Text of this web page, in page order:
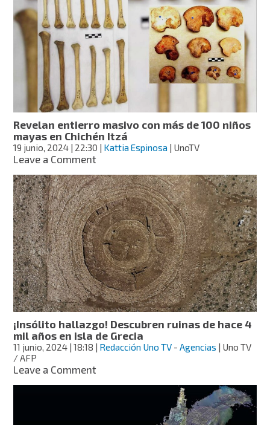
de
Bilbao”,
esqueleto
prehispánico
que
revela
un
nuevo
sitio
arqueológico
en
Coahuila
Revelan entierro masivo con más de 100 niños
mayas en Chichén Itzá
19 junio, 2024 | 22:30 | Kattia Espinosa | UnoTV
Leave a Commenton
entierro
masivo
con
más
de
100
niños
mayas
en
Chichén
Itzá
¡Insólito hallazgo! Descubren ruinas de hace 4
mil años en isla de Grecia
11 junio, 2024 | 18:18 | Redacción Uno TV -Agencias | Uno TV
/ AFP
Leave a Commenton